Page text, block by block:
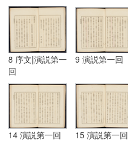
8 序文|演説第一
回
9 演説第一回
14 演説第一回 15 演説第一回